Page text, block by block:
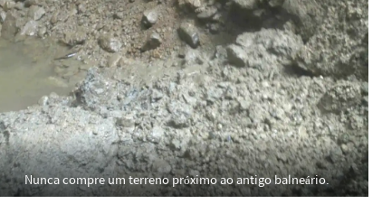
Nunca compre um terreno próximo ao antigo balneário.